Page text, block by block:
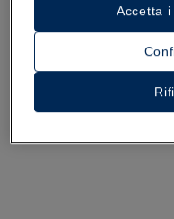
Accetta